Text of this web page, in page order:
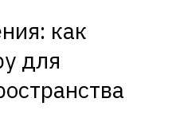
как
для